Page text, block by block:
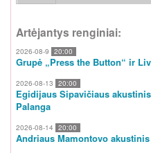
Artėjantys renginiai:
2026-08-9 20:00
Grupė „Press the Button“ ir
2026-08-13 20:00
Egidijaus Sipavičiaus
Palanga
2026-08-14 20:00
Andriaus Mamontovo